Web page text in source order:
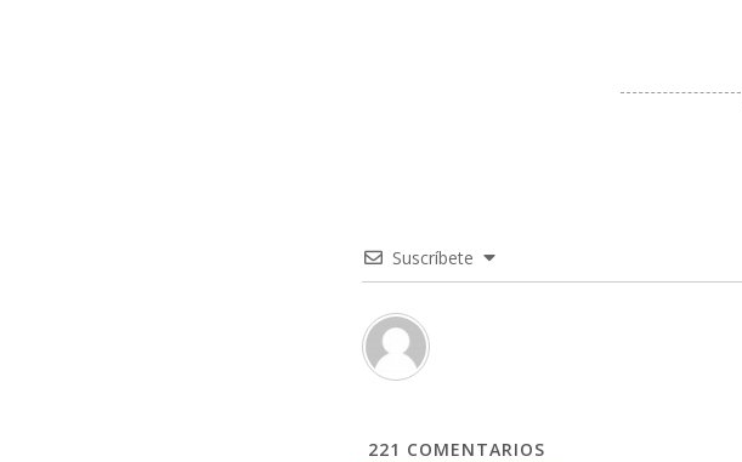
Suscríbete
221 COMENTARIOS